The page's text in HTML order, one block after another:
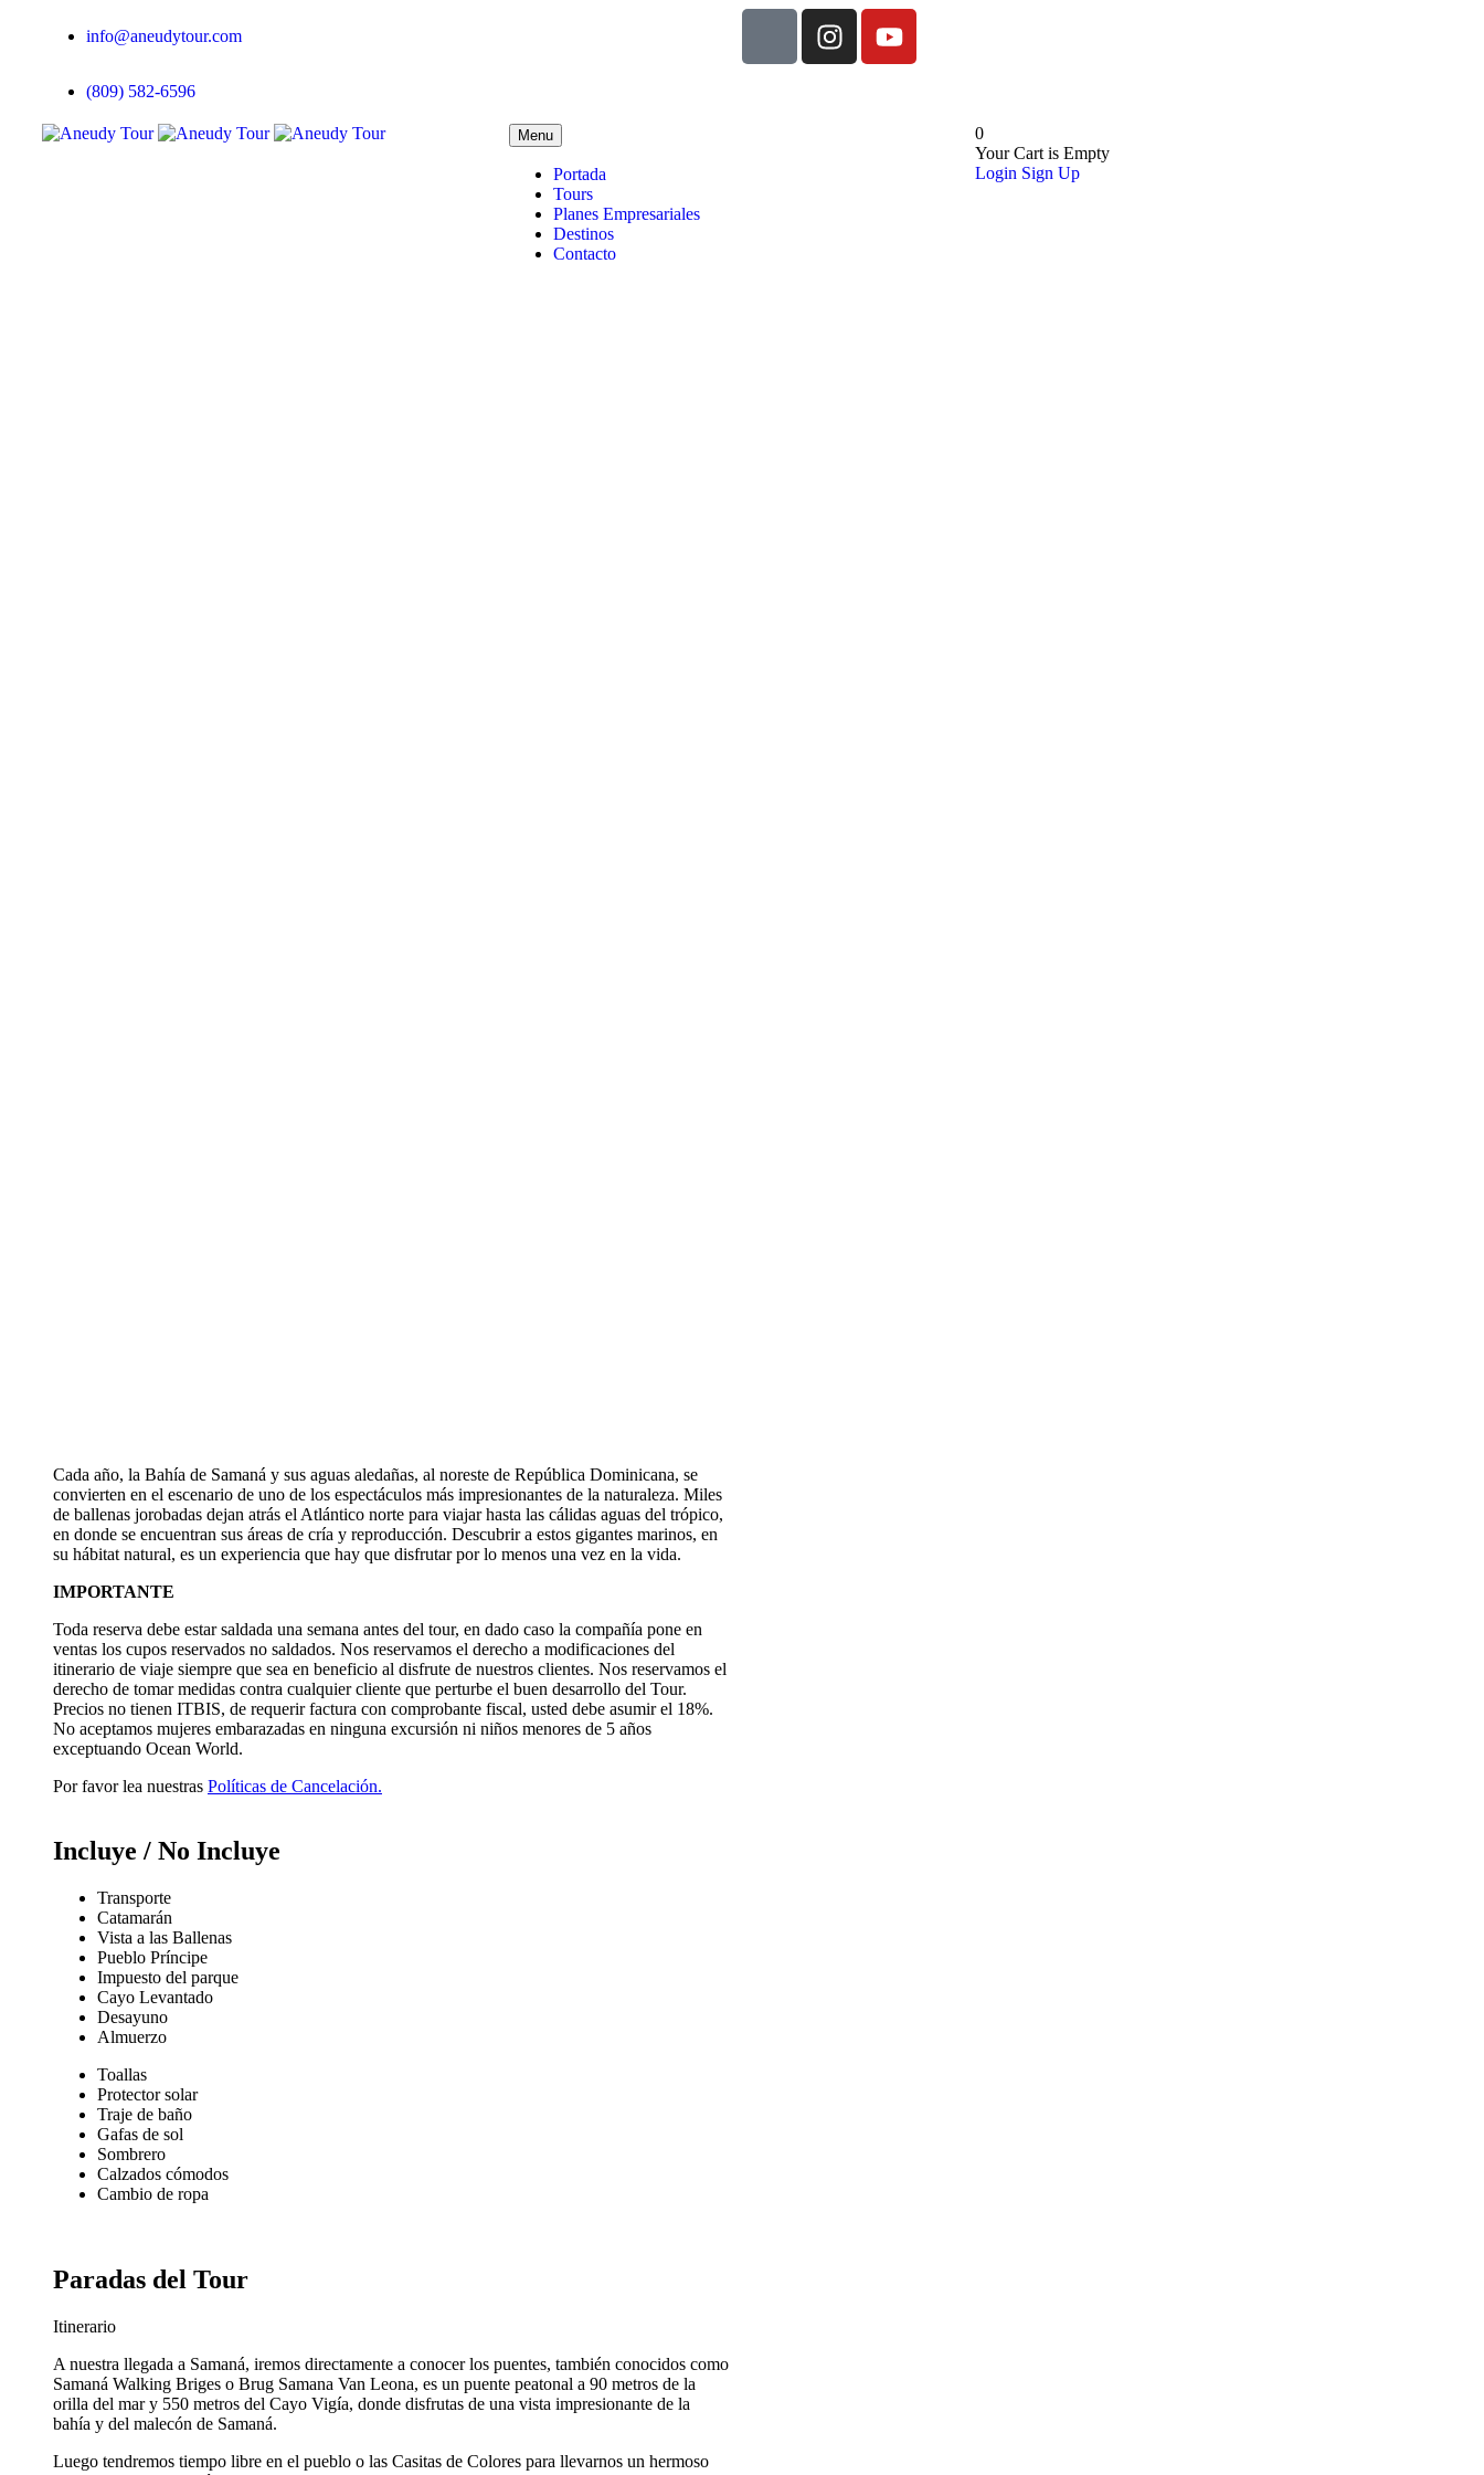
info@aneudytour.com
(809) 582-6596
Menu
Portada
Tours
Planes Empresariales
Destinos
Contacto
0
Your Cart is Empty
Login Sign Up
Cada año, la Bahía de Samaná y sus aguas aledañas, al noreste de República Dominicana, se
convierten en el escenario de uno de los espectáculos más impresionantes de la naturaleza. Miles
de ballenas jorobadas dejan atrás el Atlántico norte para viajar hasta las cálidas aguas del trópico,
en donde se encuentran sus áreas de cría y reproducción. Descubrir a estos gigantes marinos, en
su hábitat natural, es un experiencia que hay que disfrutar por lo menos una vez en la vida.
IMPORTANTE
Toda reserva debe estar saldada una semana antes del tour, en dado caso la compañía pone en
ventas los cupos reservados no saldados. Nos reservamos el derecho a modificaciones del
itinerario de viaje siempre que sea en beneficio al disfrute de nuestros clientes. Nos reservamos el
derecho de tomar medidas contra cualquier cliente que perturbe el buen desarrollo del Tour.
Precios no tienen ITBIS, de requerir factura con comprobante fiscal, usted debe asumir el 18%.
No aceptamos mujeres embarazadas en ninguna excursión ni niños menores de 5 años
exceptuando Ocean World.
Por favor lea nuestras Políticas de Cancelación.
Incluye / No Incluye
Transporte
Catamarán
Vista a las Ballenas
Pueblo Príncipe
Impuesto del parque
Cayo Levantado
Desayuno
Almuerzo
Toallas
Protector solar
Traje de baño
Gafas de sol
Sombrero
Calzados cómodos
Cambio de ropa
Paradas del Tour
Itinerario
A nuestra llegada a Samaná, iremos directamente a conocer los puentes, también conocidos como
Samaná Walking Briges o Brug Samana Van Leona, es un puente peatonal a 90 metros de la
orilla del mar y 550 metros del Cayo Vigía, donde disfrutas de una vista impresionante de la
bahía y del malecón de Samaná.
Luego tendremos tiempo libre en el pueblo o las Casitas de Colores para llevarnos un hermoso